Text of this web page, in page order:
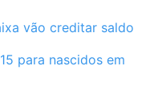
vão creditar saldo
para nascidos em